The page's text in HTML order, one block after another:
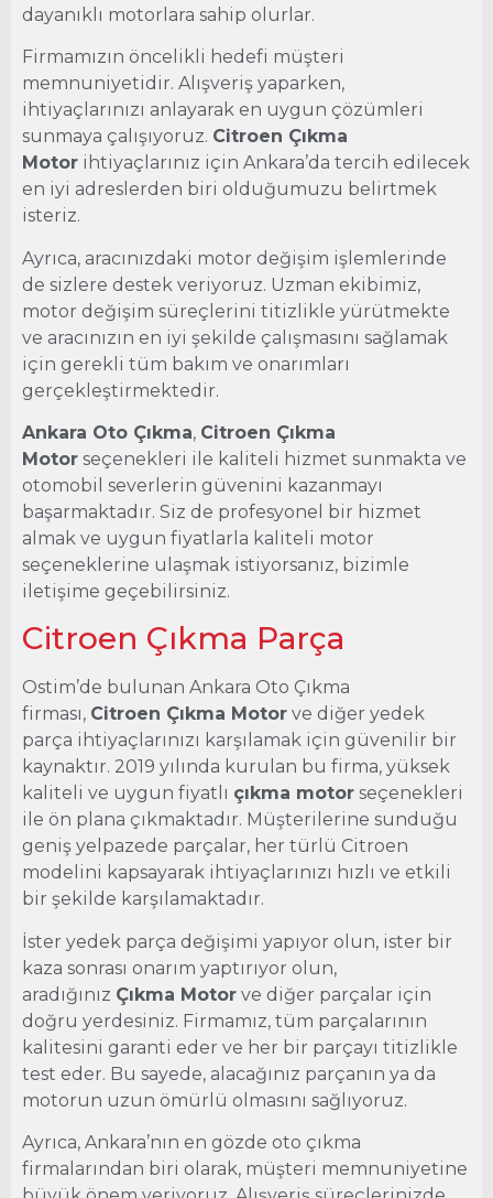
dayanıklı motorlara sahip olurlar.
Firmamızın öncelikli hedefi müşteri
memnuniyetidir. Alışveriş yaparken,
ihtiyaçlarınızı anlayarak en uygun çözümleri
sunmaya çalışıyoruz. Citroen Çıkma
Motor ihtiyaçlarınız için Ankara’da tercih edilecek
en iyi adreslerden biri olduğumuzu belirtmek
isteriz.
Ayrıca, aracınızdaki motor değişim işlemlerinde
de sizlere destek veriyoruz. Uzman ekibimiz,
motor değişim süreçlerini titizlikle yürütmekte
ve aracınızın en iyi şekilde çalışmasını sağlamak
için gerekli tüm bakım ve onarımları
gerçekleştirmektedir.
Ankara Oto Çıkma, Citroen Çıkma
Motor seçenekleri ile kaliteli hizmet sunmakta ve
otomobil severlerin güvenini kazanmayı
başarmaktadır. Siz de profesyonel bir hizmet
almak ve uygun fiyatlarla kaliteli motor
seçeneklerine ulaşmak istiyorsanız, bizimle
iletişime geçebilirsiniz.
Citroen Çıkma Parça
Ostim’de bulunan Ankara Oto Çıkma
firması, Citroen Çıkma Motor ve diğer yedek
parça ihtiyaçlarınızı karşılamak için güvenilir bir
kaynaktır. 2019 yılında kurulan bu firma, yüksek
kaliteli ve uygun fiyatlı çıkma motor seçenekleri
ile ön plana çıkmaktadır. Müşterilerine sunduğu
geniş yelpazede parçalar, her türlü Citroen
modelini kapsayarak ihtiyaçlarınızı hızlı ve etkili
bir şekilde karşılamaktadır.
İster yedek parça değişimi yapıyor olun, ister bir
kaza sonrası onarım yaptırıyor olun,
aradığınız Çıkma Motor ve diğer parçalar için
doğru yerdesiniz. Firmamız, tüm parçalarının
kalitesini garanti eder ve her bir parçayı titizlikle
test eder. Bu sayede, alacağınız parçanın ya da
motorun uzun ömürlü olmasını sağlıyoruz.
Ayrıca, Ankara’nın en gözde oto çıkma
firmalarından biri olarak, müşteri memnuniyetine